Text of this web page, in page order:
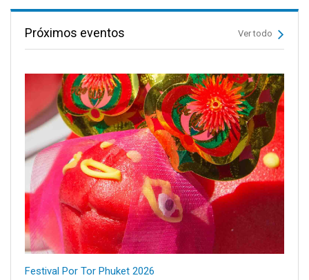
Próximos eventos Ver todo
Festival Por Tor Phuket 2026